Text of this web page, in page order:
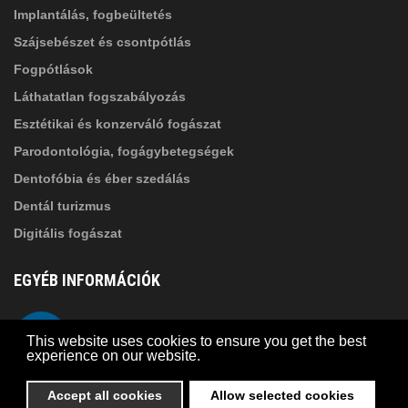
This website uses cookies to ensure you get the best
experience on our website.
Allow selected cookies
Accept all cookies
Implantálás, fogbeültetés
Szájsebészet és csontpótlás
Fogpótlások
Láthatatlan fogszabályozás
Esztétikai és konzerváló fogászat
Parodontológia, fogágybetegségek
Dentofóbia és éber szedálás
Dentál turizmus
Digitális fogászat
EGYÉB INFORMÁCIÓK
Adatkezelési szabályzat
Kapcsolat
Telefon